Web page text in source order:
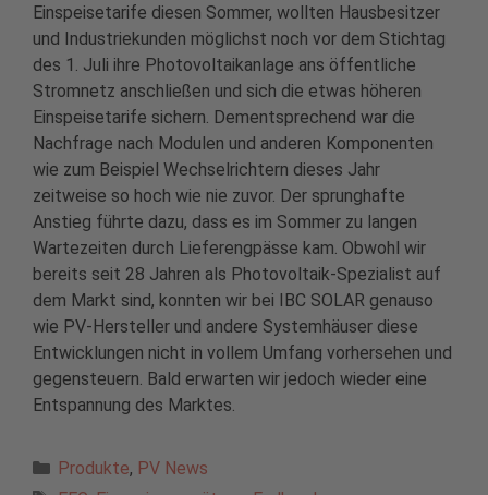
Einspeisetarife diesen Sommer, wollten Hausbesitzer
und Industriekunden möglichst noch vor dem Stichtag
des 1. Juli ihre Photovoltaikanlage ans öffentliche
Stromnetz anschließen und sich die etwas höheren
Einspeisetarife sichern. Dementsprechend war die
Nachfrage nach Modulen und anderen Komponenten
wie zum Beispiel Wechselrichtern dieses Jahr
zeitweise so hoch wie nie zuvor. Der sprunghafte
Anstieg führte dazu, dass es im Sommer zu langen
Wartezeiten durch Lieferengpässe kam. Obwohl wir
bereits seit 28 Jahren als Photovoltaik-Spezialist auf
dem Markt sind, konnten wir bei IBC SOLAR genauso
wie PV-Hersteller und andere Systemhäuser diese
Entwicklungen nicht in vollem Umfang vorhersehen und
gegensteuern. Bald erwarten wir jedoch wieder eine
Entspannung des Marktes.
Kategorien
Produkte, PV News